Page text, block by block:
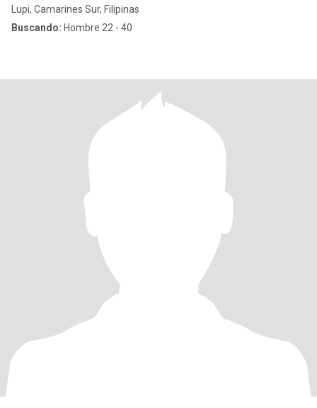
Lupi, Camarines Sur, Filipinas
Buscando: Hombre 22 - 40